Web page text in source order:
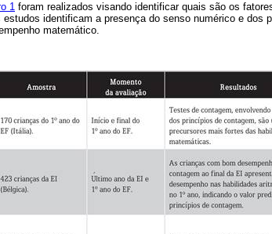
1 foram realizados visando identificar quais são os
identificam a presença do senso numérico e dos
matemático.